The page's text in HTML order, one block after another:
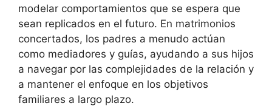
modelar comportamientos que se espera que
sean replicados en el futuro. En matrimonios
concertados, los padres a menudo actúan
como mediadores y guías, ayudando a sus hijos
a navegar por las complejidades de la relación y
a mantener el enfoque en los objetivos
familiares a largo plazo.